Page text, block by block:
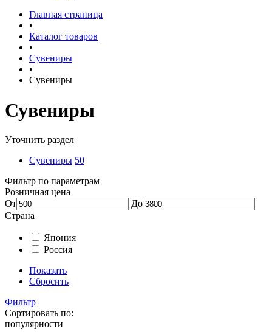
Главная страница
•
Каталог товаров
•
Сувениры
•
Сувениры
Сувениры
Уточнить раздел
Сувениры 50
Фильтр по параметрам
Розничная цена
От
До
Страна
Япония
Россия
Показать
Сбросить
Фильтр
Сортировать по:
популярности